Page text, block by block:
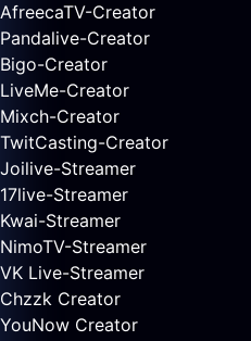
AfreecaTV-Creator
Pandalive-Creator
Bigo-Creator
LiveMe-Creator
Mixch-Creator
TwitCasting-Creator
Joilive-Streamer
17live-Streamer
Kwai-Streamer
NimoTV-Streamer
VK Live-Streamer
Chzzk Creator
YouNow Creator